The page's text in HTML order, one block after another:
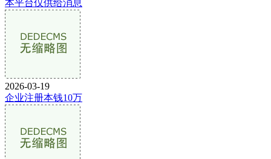
本平台仅供给消息
2026-03-19
企业注册本钱10万